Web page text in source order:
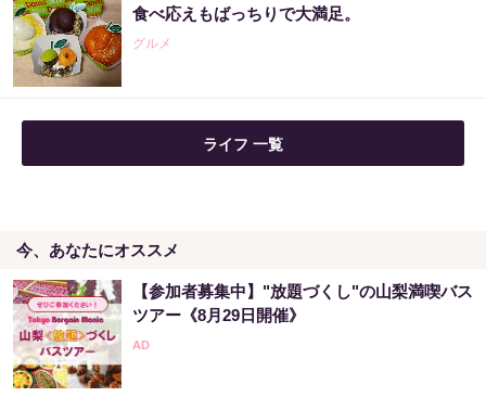
食べ応えもばっちりで大満足。
グルメ
ライフ 一覧
今、あなたにオススメ
【参加者募集中】"放題づくし"の山梨満喫バス
ツアー《8月29日開催》